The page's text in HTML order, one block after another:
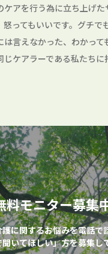
アを行う為に立ち上げた
ってもいいです。グチで
は言えなかった、わかっ
じケアラーである私たちに
料モニター募集
に関するお悩みを電話で
いてほしい」方を募集し